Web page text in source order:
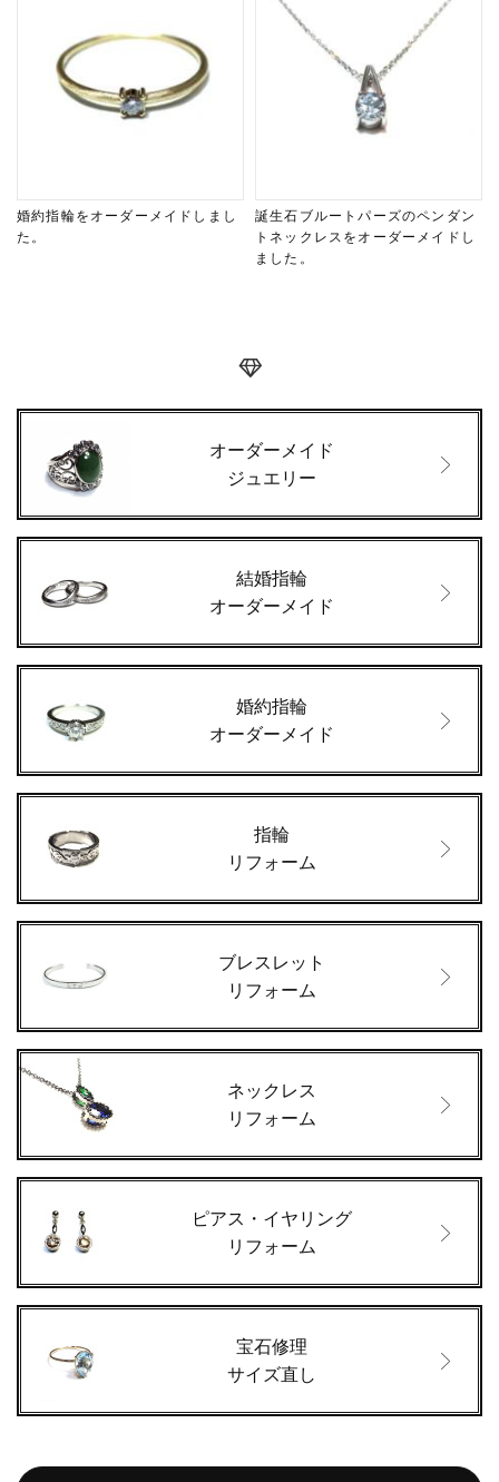
婚約指輪をオーダーメイドしまし
た。
誕生石ブルートパーズのペンダン
トネックレスをオーダーメイドし
ました。
オーダーメイド
ジュエリー
結婚指輪
オーダーメイド
婚約指輪
オーダーメイド
指輪
リフォーム
ブレスレット
リフォーム
ネックレス
リフォーム
ピアス・イヤリング
リフォーム
宝石修理
サイズ直し